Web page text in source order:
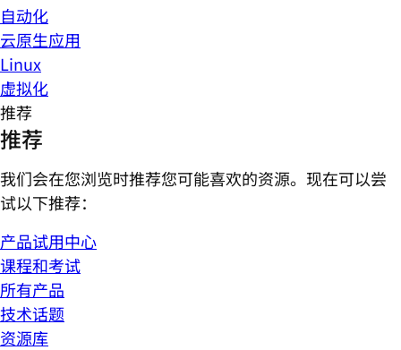
自动化
云原生应用
Linux
虚拟化
推荐
推荐
我们会在您浏览时推荐您可能喜欢的资源。现在可以尝
试以下推荐：
产品试用中心
课程和考试
所有产品
技术话题
资源库